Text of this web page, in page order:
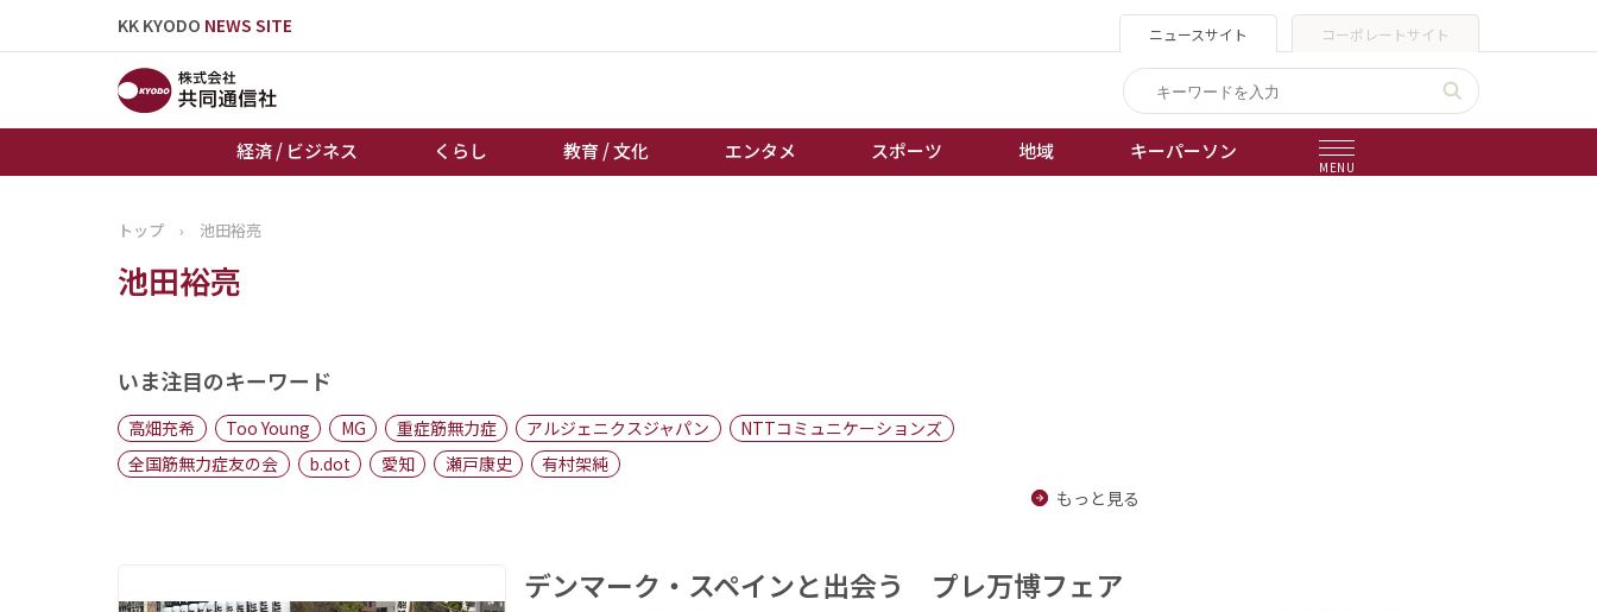
KK KYODO NEWS SITE ニュースサイト コーポレートサイト
経済 / ビジネス くらし 教育 / 文化 エンタメ スポーツ 地域 キーパーソン
MENU
トップページ
お知らせ
地域
キーパーソン
棋王戦
トップ › 池田裕亮
池田裕亮
いま注目のキーワード
高畑充希 Too Young MG 重症筋無力症 アルジェニクスジャパン
NTTコミュニケーションズ
全国筋無力症友の会
b.dot 愛知 瀬戸康史
有村架純
もっと見る
デンマーク・スペインと出会う プレ万博フェア